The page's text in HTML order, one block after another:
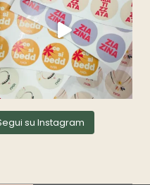
su Instagram